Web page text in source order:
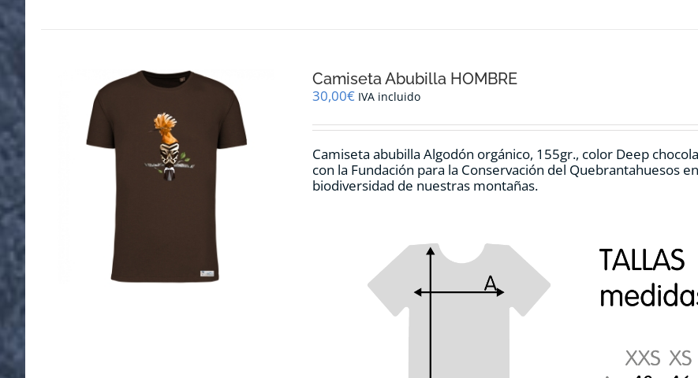
opciones
elegir
la
página
de
Camiseta Abubilla HOMBRE
30,00€ IVA incluido
Camiseta abubilla Algodón orgánico, 155gr., color Deep
con la Fundación para la Conservación del Quebrantahuesos
biodiversidad de nuestras montañas.